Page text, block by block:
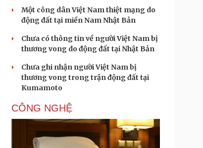
Một công dân Việt Nam thiệt mạng do
động đất tại miền Nam Nhật Bản
Chưa có thông tin về người Việt Nam bị
thương vong do động đất tại Nhật Bản
Chưa ghi nhận người Việt Nam bị
thương vong trong trận động đất tại
Kumamoto
CÔNG NGHỆ